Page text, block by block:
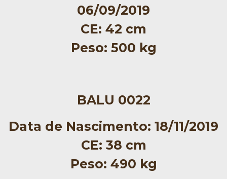
06/09/2019
CE: 42 cm
Peso: 500 kg
BALU 0022
Data de Nascimento: 18/11/2019
CE: 38 cm
Peso: 490 kg